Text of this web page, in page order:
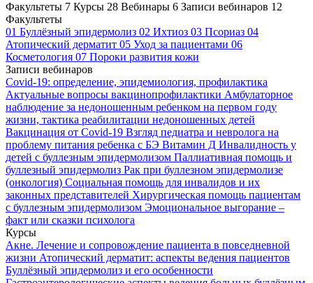
Факультеты 7 Курсы 28 Вебинары 6 Записи вебинаров 12
Факультеты
01 Буллёзный эпидермолиз 02 Ихтиоз 03 Псориаз 04
Атопический дерматит 05 Уход за пациентами 06
Косметология 07 Пороки развития кожи
Записи вебинаров
Covid-19: определение, эпидемиология, профилактика
Актуальные вопросы вакцинопрофилактики Амбулаторное
наблюдение за недоношенным ребенком на первом году
жизни, тактика реабилитации недоношенных детей
Вакцинация от Covid-19 Взгляд педиатра и невролога на
проблему питания ребенка с БЭ Витамин Д Инвалидность у
детей с буллезным эпидермолизом Паллиативная помощь и
буллезный эпидермолиз Рак при буллезном эпидермолизе
(онкология) Социальная помощь для инвалидов и их
законных представителей Хирургическая помощь пациентам
с буллезным эпидермолизом Эмоциональное выгорание –
факт или сказки психолога
Курсы
Акне. Лечение и сопровождение пациента в повседневной
жизни Атопический дерматит: аспекты ведения пациентов
Буллёзный эпидермолиз и его особенности